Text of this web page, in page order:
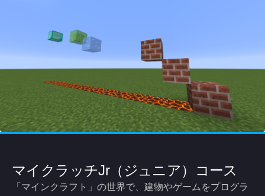
マイクラッチJr（ジュニア）コース
「マインクラフト」の世界で、建物やゲームをプログラ